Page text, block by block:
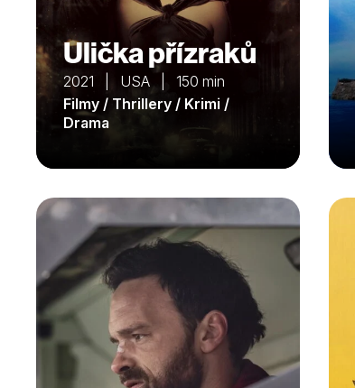
Ulička přízraků
2021 | USA | 150 min
Filmy / Thrillery / Krimi /
Drama